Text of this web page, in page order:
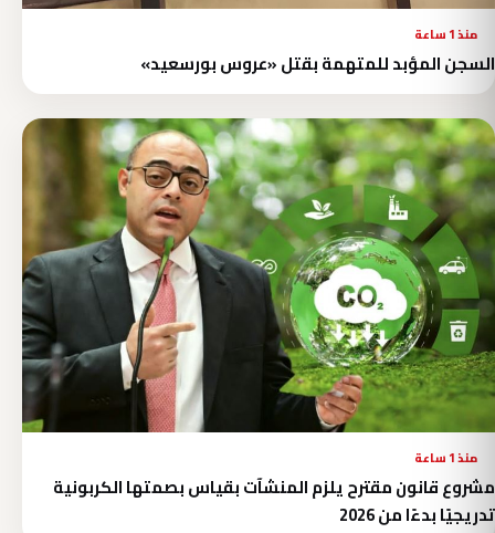
منذ 1 ساعة
السجن المؤبد للمتهمة بقتل «عروس بورسعيد»
منذ 1 ساعة
مشروع قانون مقترح يلزم المنشآت بقياس بصمتها الكربونية
تدريجيًا بدءًا من 2026